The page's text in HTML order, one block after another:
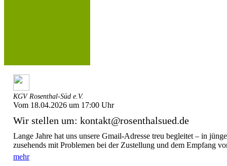
KGV Rosenthal-Süd e.V.
Vom 18.04.2026 um 17:00 Uhr
Wir stellen um: kontakt@rosenthalsued.de
Lange Jahre hat uns unsere Gmail-Adresse treu begleitet – in
zusehends mit Problemen bei der Zustellung und dem Empfang
mehr